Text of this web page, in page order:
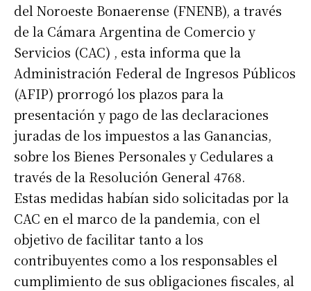
del Noroeste Bonaerense (FNENB), a través
de la Cámara Argentina de Comercio y
Servicios (CAC) , esta informa que la
Administración Federal de Ingresos Públicos
(AFIP) prorrogó los plazos para la
presentación y pago de las declaraciones
juradas de los impuestos a las Ganancias,
sobre los Bienes Personales y Cedulares a
través de la Resolución General 4768.
Estas medidas habían sido solicitadas por la
CAC en el marco de la pandemia, con el
objetivo de facilitar tanto a los
contribuyentes como a los responsables el
cumplimiento de sus obligaciones fiscales, al